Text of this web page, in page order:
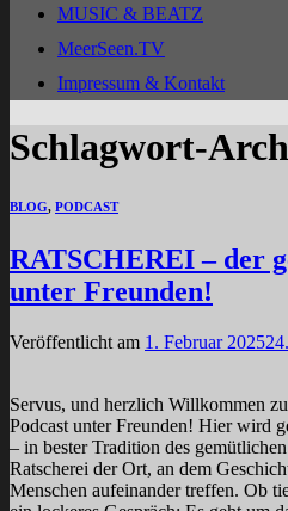
MUSIC & BEATZ
MeerSeen.TV
Impressum & Kontakt
Schlagwort-
BLOG, PODCAST
RATSCHEREI – der
unter Freunden!
Veröffentlicht am 1. Februar 2025
Servus, und herzlich Willkommen
Podcast unter Freunden! Hier wird
– in bester Tradition des
Ratscherei der Ort, an dem
Menschen aufeinander treffen. Ob